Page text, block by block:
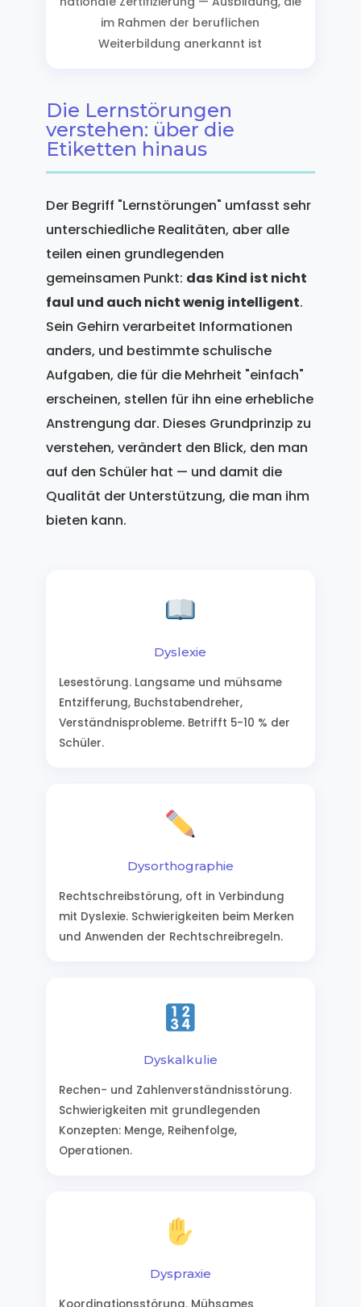
im Rahmen der beruflichen
Weiterbildung anerkannt ist
Die Lernstörungen
verstehen: über die
Etiketten hinaus
Der Begriff "Lernstörungen" umfasst sehr
unterschiedliche Realitäten, aber alle
teilen einen grundlegenden
gemeinsamen Punkt: das Kind ist nicht
faul und auch nicht wenig intelligent.
Sein Gehirn verarbeitet Informationen
anders, und bestimmte schulische
Aufgaben, die für die Mehrheit "einfach"
erscheinen, stellen für ihn eine erhebliche
Anstrengung dar. Dieses Grundprinzip zu
verstehen, verändert den Blick, den man
auf den Schüler hat — und damit die
Qualität der Unterstützung, die man ihm
bieten kann.
Dyslexie
Lesestörung. Langsame und mühsame
Entzifferung, Buchstabendreher,
Verständnisprobleme. Betrifft 5-10 % der
Schüler.
Dysorthographie
Rechtschreibstörung, oft in Verbindung
mit Dyslexie. Schwierigkeiten beim Merken
und Anwenden der Rechtschreibregeln.
Dyskalkulie
Rechen- und Zahlenverständnisstörung.
Schwierigkeiten mit grundlegenden
Konzepten: Menge, Reihenfolge,
Operationen.
Dyspraxie